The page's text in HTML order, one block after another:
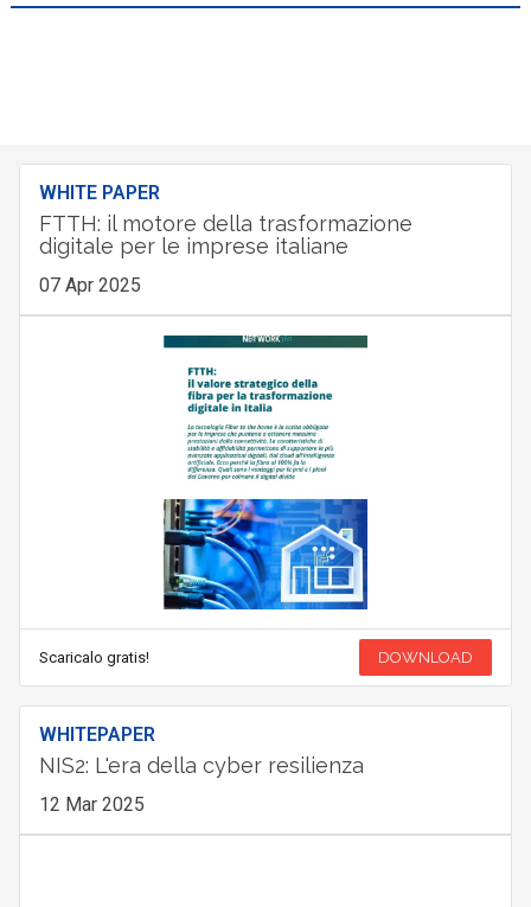
WHITE PAPER
FTTH: il motore della trasformazione
digitale per le imprese italiane
07 Apr 2025
Scaricalo gratis! DOWNLOAD
WHITEPAPER
NIS2: L'era della cyber resilienza
12 Mar 2025